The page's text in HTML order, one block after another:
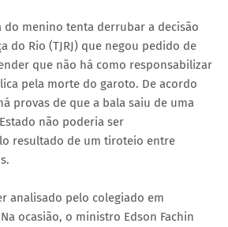
do menino tenta derrubar a decisão
do Rio (TJRJ) que negou pedido de
que não há como responsabilizar
pela morte do garoto. De acordo
provas de que a bala saiu de uma
não poderia ser
resultado de um tiroteio entre
analisado pelo colegiado em
ocasião, o ministro Edson Fachin